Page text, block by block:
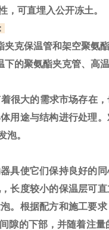
可直埋入公开冻土。
克保温管和架空聚氨
的聚氨酯夹克管、高
很大的需求市场存在
用途与结构进行处理
泡。
具使它们保持良好的
长度较小的保温层可
。根据配方和施工要
隙的下部，并随着注